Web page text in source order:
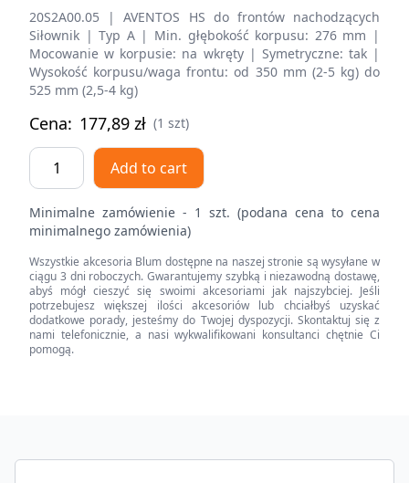
20S2A00.05 | AVENTOS HS do frontów nachodzących
Siłownik | Typ A | Min. głębokość korpusu: 276 mm |
Mocowanie w korpusie: na wkręty | Symetryczne: tak |
Wysokość korpusu/waga frontu: od 350 mm (2-5 kg) do
525 mm (2,5-4 kg)
Cena: 177,89 zł (1 szt)
AVENTOS
HS
frontów
nachodzących,
siłownik
(Zestaw),
typ
A,
odpowiedni
Add to cart
Minimalne zamówienie - 1 szt. (podana cena to cena
minimalnego zamówienia)
Wszystkie akcesoria Blum dostępne na naszej stronie są wysyłane w
ciągu 3 dni roboczych. Gwarantujemy szybką i niezawodną dostawę,
abyś mógł cieszyć się swoimi akcesoriami jak najszybciej. Jeśli
potrzebujesz większej ilości akcesoriów lub chciałbyś uzyskać
dodatkowe porady, jesteśmy do Twojej dyspozycji. Skontaktuj się z
nami telefonicznie, a nasi wykwalifikowani konsultanci chętnie Ci
pomogą.